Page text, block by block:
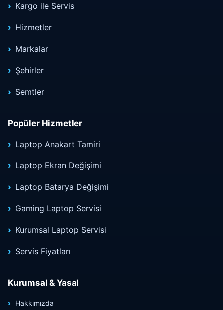
Kargo ile Servis
Hizmetler
Markalar
Şehirler
Semtler
Popüler Hizmetler
Laptop Anakart Tamiri
Laptop Ekran Değişimi
Laptop Batarya Değişimi
Gaming Laptop Servisi
Kurumsal Laptop Servisi
Servis Fiyatları
Kurumsal & Yasal
Hakkımızda